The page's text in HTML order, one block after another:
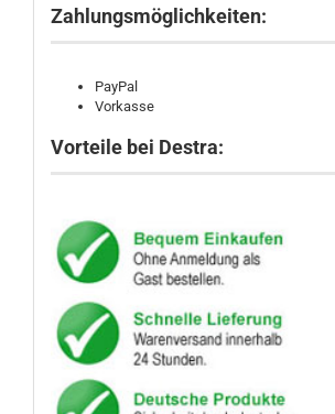
Zahlungsmöglichkeiten:
PayPal
Vorkasse
Vorteile bei Destra: